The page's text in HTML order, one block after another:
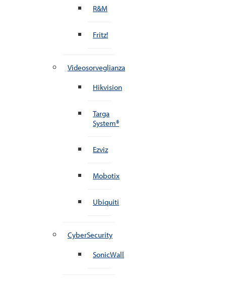
R&M
Fritz!
Videosorveglianza
Hikvision
Targa
System®
Ezviz
Mobotix
Ubiquiti
CyberSecurity
SonicWall